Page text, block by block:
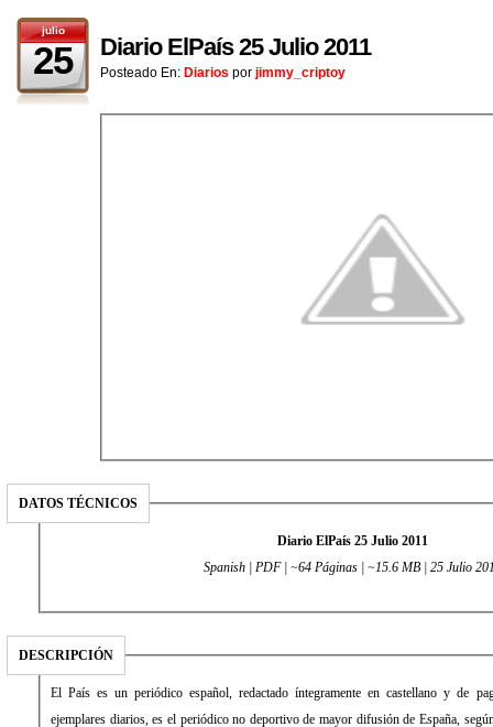
julio
25 Diario ElPaís 25 Julio 2011
Posteado En: Diarios por jimmy_criptoy
DATOS TÉCNICOS
Diario ElPaís 25 Julio 2011
Spanish | PDF | ~64 Páginas | ~15.6 MB | 25 Julio
DESCRIPCIÓN
El País es un periódico español, redactado íntegramente en castellano y de pago. Con una media de 431.034
ejemplares diarios, es el periódico no deportivo de mayor difusión de España, según la Oficina de Justificación de la